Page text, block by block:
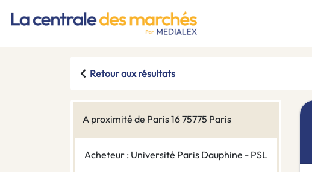
Retour aux résultats
A proximité de Paris 16 75775 Paris
Acheteur : Université Paris Dauphine - PSL